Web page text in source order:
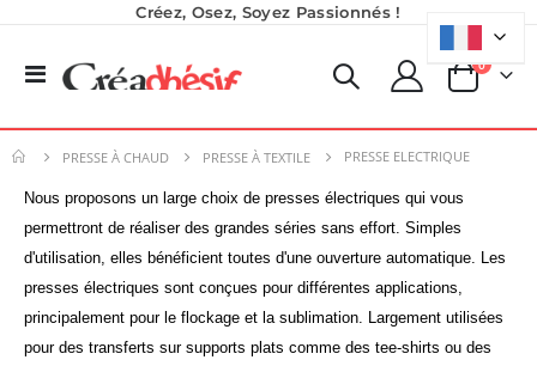
Créez, Osez, Soyez Passionnés !
Basculer
Panier
0produits
PRESSE À CHAUD PRESSE À TEXTILE PRESSE ELECTRIQUE
Nous proposons un large choix de presses électriques qui vous
permettront de réaliser des grandes séries sans effort. Simples
d'utilisation, elles bénéficient toutes d'une ouverture automatique. Les
presses électriques sont conçues pour différentes applications,
principalement pour le flockage et la sublimation. Largement utilisées
pour des transferts sur supports plats comme des tee-shirts ou des